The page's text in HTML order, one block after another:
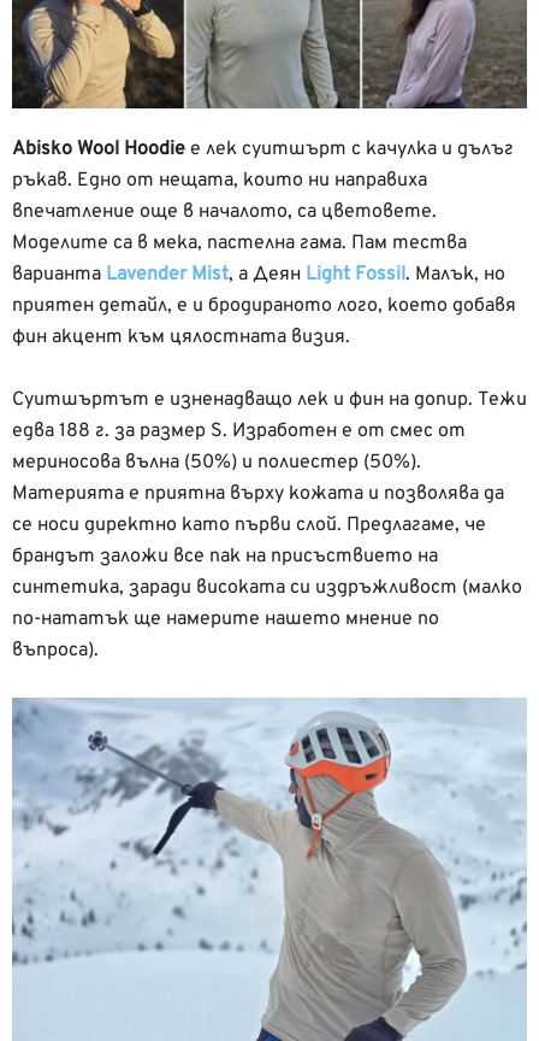
Аbisko Wool Hoodie е лек суитшърт с качулка и дълъг
ръкав. Едно от нещата, които ни направиха
впечатление още в началото, са цветовете.
Моделите са в мека, пастелна гама. Пам тества
варианта Lavender Mist, а Деян Light Fossil. Малък, но
приятен детайл, е и бродираното лого, което добавя
фин акцент към цялостната визия.
Суитшъртът е изненадващо лек и фин на допир. Тежи
едва 188 г. за размер S. Изработен е от смес от
мериносова вълна (50%) и полиестер (50%).
Материята е приятна върху кожата и позволява да
се носи директно като първи слой. Предлагаме, че
брандът заложи все пак на присъствието на
синтетика, заради високата си издръжливост (малко
по-нататък ще намерите нашето мнение по
въпроса).